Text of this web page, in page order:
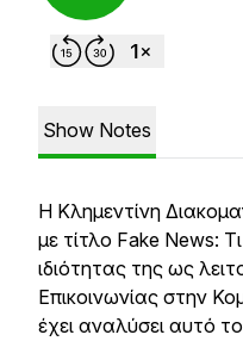
Show Notes
Η Κλημεντίνη
με τίτλο Fake News:
ιδιότητας της ως
Επικοινωνίας στην
έχει αναλύσει αυτό